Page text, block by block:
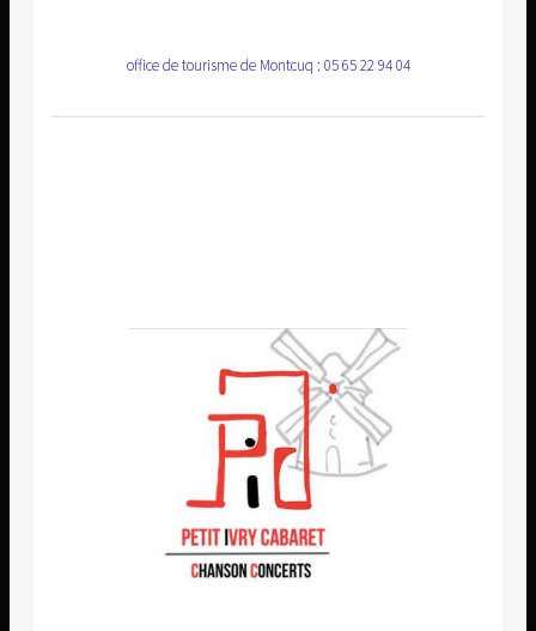
office de tourisme de Montcuq : 05 65 22 94 04